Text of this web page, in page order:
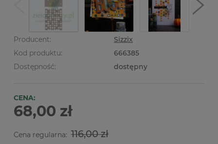
Producent:
Sizzix
Kod produktu:
666385
Dostępność:
dostępny
CENA:
68,00 zł
Cena regularna: 116,00 zł